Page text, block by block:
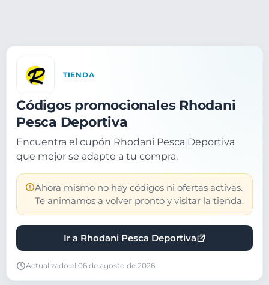
TIENDA
Códigos promocionales Rhodani
Pesca Deportiva
Encuentra el cupón Rhodani Pesca Deportiva
que mejor se adapte a tu compra.
Ahora mismo no hay códigos ni ofertas activas.
Te animamos a volver pronto y visitar la tienda.
Ir a Rhodani Pesca Deportiva
Actualizado el 06 de agosto de 2026